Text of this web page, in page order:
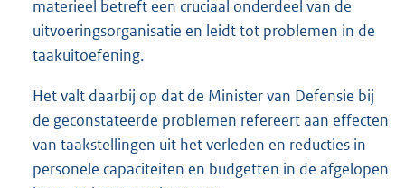
materieel betreft een cruciaal onderdeel van de
uitvoeringsorganisatie en leidt tot problemen in de
taakuitoefening.
Het valt daarbij op dat de Minister van Defensie bij
de geconstateerde problemen refereert aan effecten
van taakstellingen uit het verleden en reducties in
personele capaciteiten en budgetten in de afgelopen